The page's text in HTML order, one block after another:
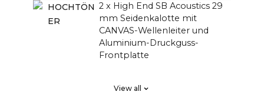
HOCHTÖN
ER
2 x High End SB Acoustics 29
mm Seidenkalotte mit
CANVAS-Wellenleiter und
Aluminium-Druckguss-
Frontplatte
verlustarm, hohe Präzision,
View all